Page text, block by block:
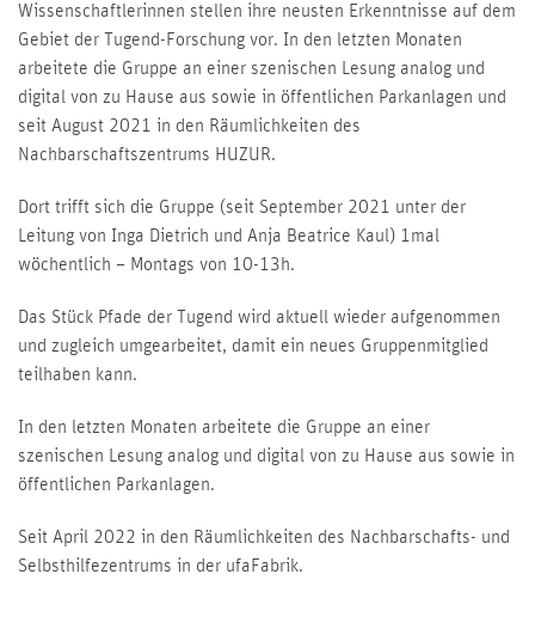
Wissenschaftlerinnen stellen ihre neusten Erkenntnisse auf dem
Gebiet der Tugend-Forschung vor. In den letzten Monaten
arbeitete die Gruppe an einer szenischen Lesung analog und
digital von zu Hause aus sowie in öffentlichen Parkanlagen und
seit August 2021 in den Räumlichkeiten des
Nachbarschaftszentrums HUZUR.
Dort trifft sich die Gruppe (seit September 2021 unter der
Leitung von Inga Dietrich und Anja Beatrice Kaul) 1mal
wöchentlich – Montags von 10-13h.
Das Stück Pfade der Tugend wird aktuell wieder aufgenommen
und zugleich umgearbeitet, damit ein neues Gruppenmitglied
teilhaben kann.
In den letzten Monaten arbeitete die Gruppe an einer
szenischen Lesung analog und digital von zu Hause aus sowie in
öffentlichen Parkanlagen.
Seit April 2022 in den Räumlichkeiten des Nachbarschafts- und
Selbsthilfezentrums in der ufaFabrik.